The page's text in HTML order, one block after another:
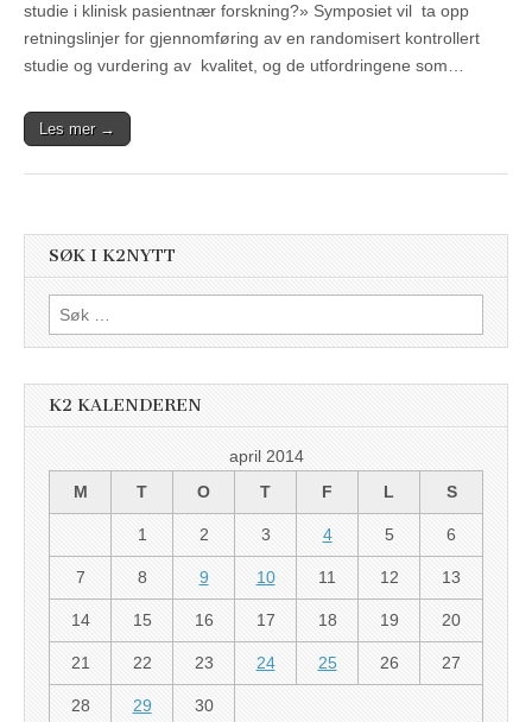
studie i klinisk pasientnær forskning?» Symposiet vil ta opp
retningslinjer for gjennomføring av en randomisert kontrollert
studie og vurdering av kvalitet, og de utfordringene som…
Les mer →
SØK I K2NYTT
Søk
etter:
K2 KALENDEREN
april 2014
M
T O T F L S
1 2 3 4 5 6
7 8 9 10 11 12 13
14 15 16 17 18 19 20
21 22 23 24 25 26 27
28 29
30